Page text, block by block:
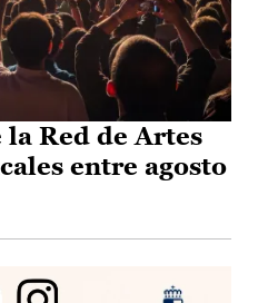
Red de Artes
entre agosto